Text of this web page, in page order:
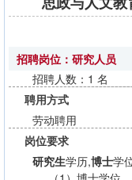
招聘岗位：研究人员
招聘人数：1 名
聘用方式
劳动聘用
岗位要求
研究生学历,博士学